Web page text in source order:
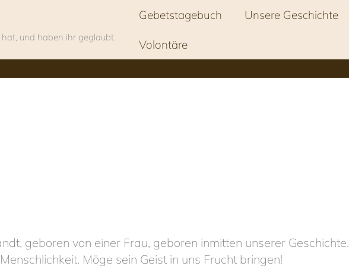
und haben ihr geglaubt.
Gebetstagebuch Unsere Geschichte
Volontäre
geboren von einer Frau, geboren inmitten unserer Geschichte.
Möge sein Geist in uns Frucht bringen!